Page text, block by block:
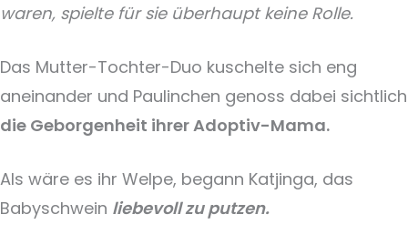
waren, spielte für sie überhaupt keine Rolle.
Das Mutter-Tochter-Duo kuschelte sich eng
aneinander und Paulinchen genoss dabei sichtlich
die Geborgenheit ihrer Adoptiv-Mama.
Als wäre es ihr Welpe, begann Katjinga, das
Babyschwein liebevoll zu putzen.